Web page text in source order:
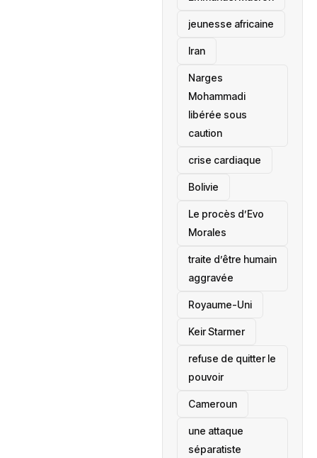
jeunesse africaine
‎Iran
Narges
Mohammadi
libérée sous
caution
crise cardiaque
‎Bolivie
Le procès d’Evo
Morales
traite d’être humain
aggravée
‎Royaume-Uni
Keir Starmer
refuse de quitter le
pouvoir
‎Cameroun
une attaque
séparatiste